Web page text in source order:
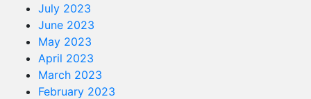
July 2023
June 2023
May 2023
April 2023
March 2023
February 2023